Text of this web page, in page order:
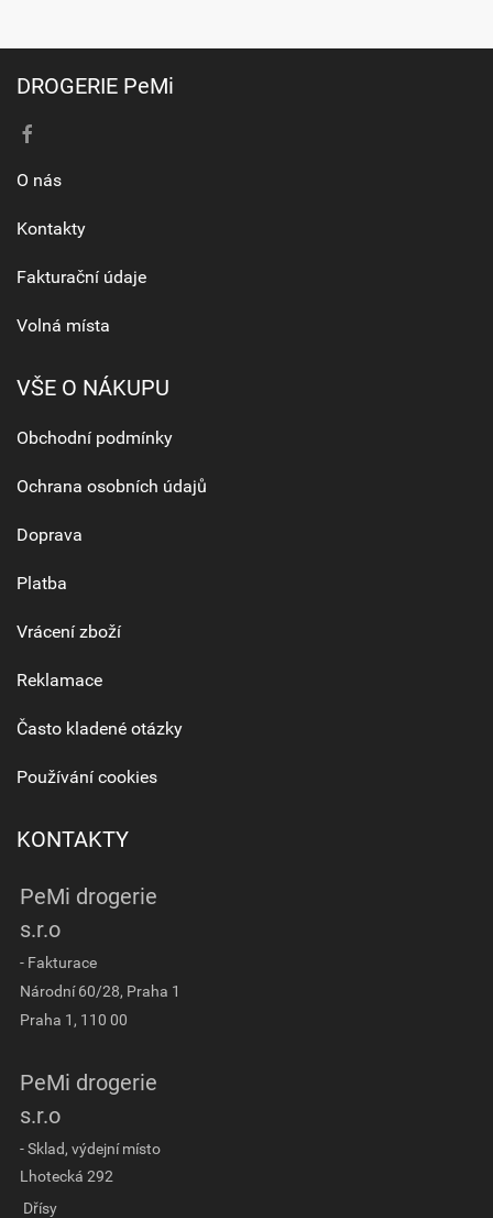
DROGERIE PeMi
O nás
Kontakty
Fakturační údaje
Volná místa
VŠE O NÁKUPU
Obchodní podmínky
Ochrana osobních údajů
Doprava
Platba
Vrácení zboží
Reklamace
Často kladené otázky
Používání cookies
KONTAKTY
PeMi drogerie
s.r.o
- Fakturace
Národní 60/28, Praha 1
Praha 1, 110 00
PeMi drogerie
s.r.o
- Sklad, výdejní místo
Lhotecká 292
Dřísy